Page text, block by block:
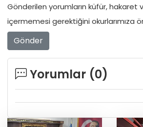
Gönderilen yorumların küfür, hakaret
içermemesi gerektiğini okurlarımıza
Gönder
Yorumlar (0)